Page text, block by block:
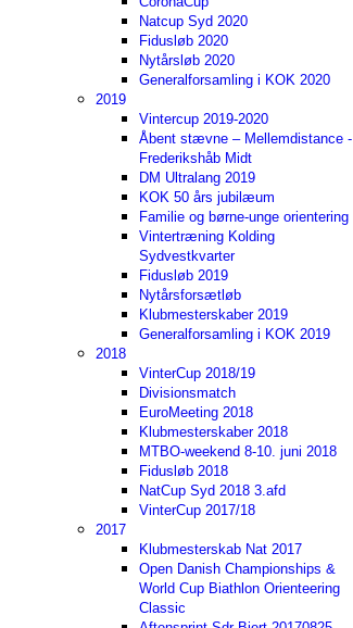
Natcup Syd 2020
Fidusløb 2020
Nytårsløb 2020
Generalforsamling i KOK 2020
2019
Vintercup 2019-2020
Åbent stævne – Mellemdistance -
Frederikshåb Midt
DM Ultralang 2019
KOK 50 års jubilæum
Familie og børne-unge orientering
Vintertræning Kolding
Sydvestkvarter
Fidusløb 2019
Nytårsforsætløb
Klubmesterskaber 2019
Generalforsamling i KOK 2019
2018
VinterCup 2018/19
Divisionsmatch
EuroMeeting 2018
Klubmesterskaber 2018
MTBO-weekend 8-10. juni 2018
Fidusløb 2018
NatCup Syd 2018 3.afd
VinterCup 2017/18
2017
Klubmesterskab Nat 2017
Open Danish Championships &
World Cup Biathlon Orienteering
Classic